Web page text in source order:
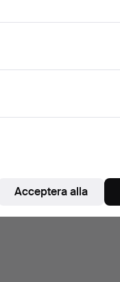
Acceptera alla